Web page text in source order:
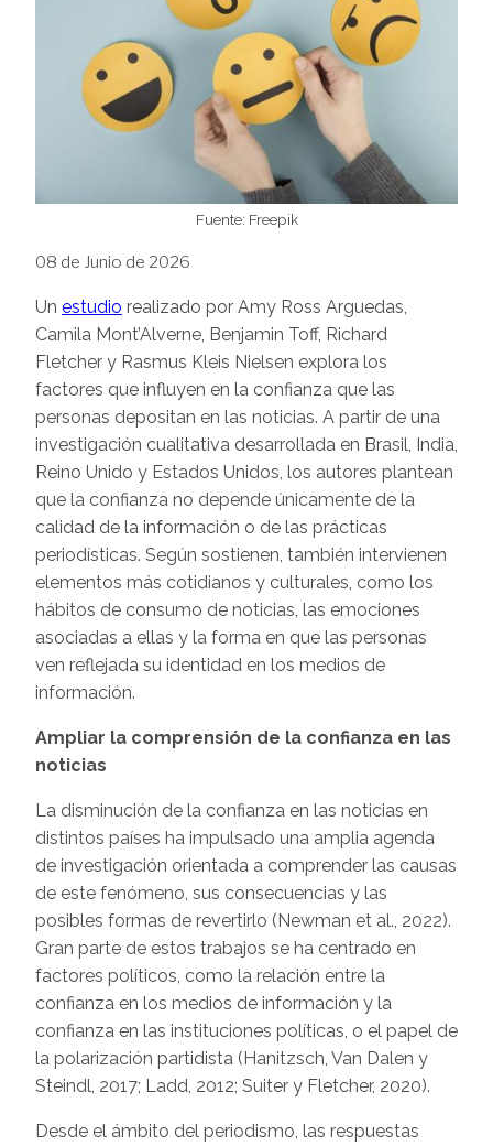
Fuente: Freepik
08 de Junio de 2026
Un estudio realizado por Amy Ross Arguedas,
Camila Mont’Alverne, Benjamin Toff, Richard
Fletcher y Rasmus Kleis Nielsen explora los
factores que influyen en la confianza que las
personas depositan en las noticias. A partir de una
investigación cualitativa desarrollada en Brasil, India,
Reino Unido y Estados Unidos, los autores plantean
que la confianza no depende únicamente de la
calidad de la información o de las prácticas
periodísticas. Según sostienen, también intervienen
elementos más cotidianos y culturales, como los
hábitos de consumo de noticias, las emociones
asociadas a ellas y la forma en que las personas
ven reflejada su identidad en los medios de
información.
Ampliar la comprensión de la confianza en las
noticias
La disminución de la confianza en las noticias en
distintos países ha impulsado una amplia agenda
de investigación orientada a comprender las causas
de este fenómeno, sus consecuencias y las
posibles formas de revertirlo (Newman et al., 2022).
Gran parte de estos trabajos se ha centrado en
factores políticos, como la relación entre la
confianza en los medios de información y la
confianza en las instituciones políticas, o el papel de
la polarización partidista (Hanitzsch, Van Dalen y
Steindl, 2017; Ladd, 2012; Suiter y Fletcher, 2020).
Desde el ámbito del periodismo, las respuestas